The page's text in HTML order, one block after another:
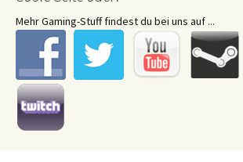
Mehr Gaming-Stuff findest du bei uns auf ...